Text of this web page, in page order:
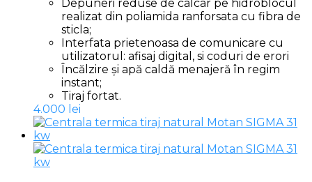
Depuneri reduse de calcar pe hidroblocul
realizat din poliamida ranforsata cu fibra de
sticla;
Interfata prietenoasa de comunicare cu
utilizatorul: afisaj digital, si coduri de erori
Încălzire și apă caldă menajeră în regim
instant;
Tiraj fortat.
4.000 lei